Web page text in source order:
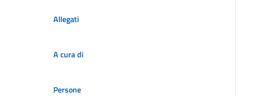
Allegati
A cura di
Persone